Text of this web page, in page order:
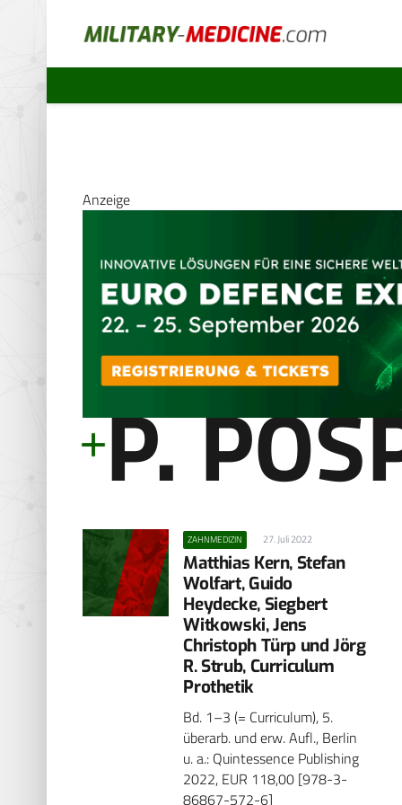
Anzeige
P.
ZAHNMEDIZIN 27. Juli 2022
Matthias Kern, Stefan
Wolfart, Guido
Heydecke, ­Siegbert
Witkowski, Jens
Christoph Türp und Jörg
R. Strub, Curriculum
Prothetik
Bd. 1–3 (= Curriculum), 5.
überarb. und erw. Aufl., Berlin
u. a.: Quintessence Publishing
2022, EUR 118,00 [978-3-
86867-572-6]